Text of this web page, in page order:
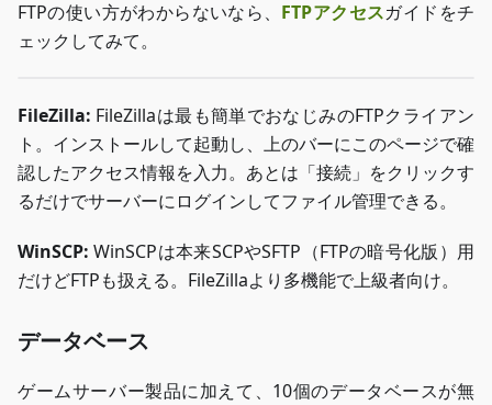
FTPの使い方がわからないなら、 FTPアクセスガイドをチ
ェックしてみて。
FileZilla: FileZillaは最も簡単でおなじみのFTPクライアン
ト。インストールして起動し、上のバーにこのページで確
認したアクセス情報を入力。あとは「接続」をクリックす
るだけでサーバーにログインしてファイル管理できる。
WinSCP: WinSCPは本来SCPやSFTP（FTPの暗号化版）用
だけどFTPも扱える。FileZillaより多機能で上級者向け。
データベース
ゲームサーバー製品に加えて、10個のデータベースが無